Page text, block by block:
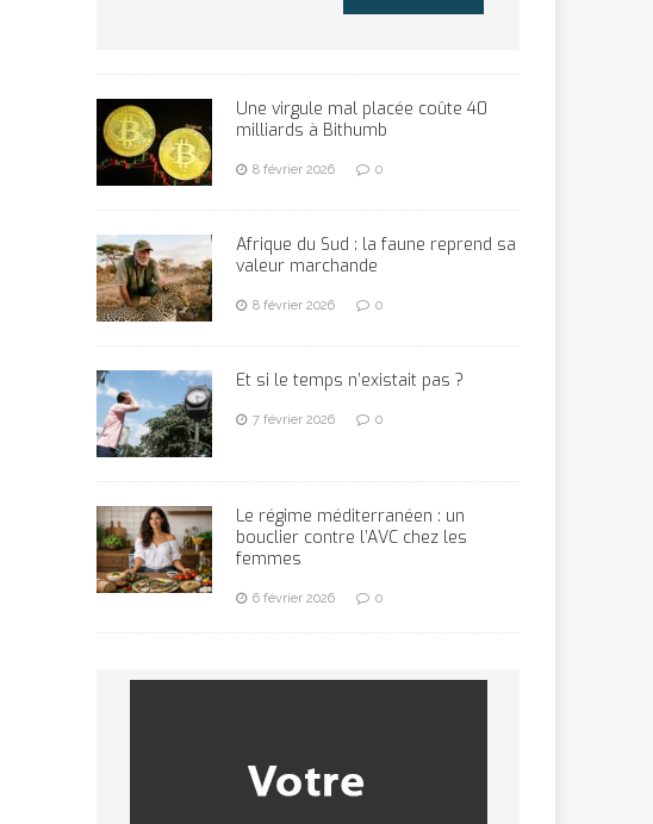
Une virgule mal placée coûte 40
milliards à Bithumb
8 février 2026 0
Afrique du Sud : la faune reprend sa
valeur marchande
8 février 2026 0
Et si le temps n’existait pas ?
7 février 2026 0
Le régime méditerranéen : un
bouclier contre l’AVC chez les
femmes
6 février 2026 0